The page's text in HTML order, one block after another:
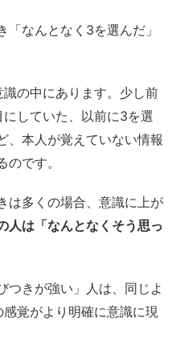
なんとなく3を選んだ」
の中にあります。少し前
していた、以前に3を選
、本人が覚えていない情報
です。
は多くの場合、意識に上が
人は「なんとなくそう思っ
つきが強い」人は、同じよ
覚がより明確に意識に現